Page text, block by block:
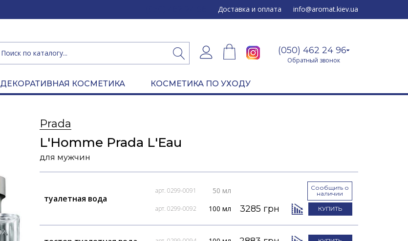
Доставка и оплата info@aromat.kiev.ua
(050) 462 24 96
Обратный звонок
ДЕКОРАТИВНАЯ КОСМЕТИКА КОСМЕТИКА ПО УХОДУ
Prada
L'Homme Prada L'Eau
для мужчин
арт. 0299-0091 50 мл
Сообщить о
наличии
туалетная вода
арт. 0299-0092 100 мл 3285 грн КУПИТЬ